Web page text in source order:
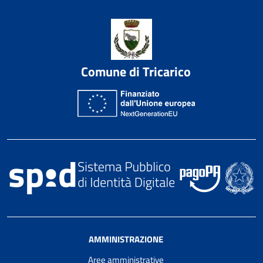
Comune di Tricarico
AMMINISTRAZIONE
Aree amministrative